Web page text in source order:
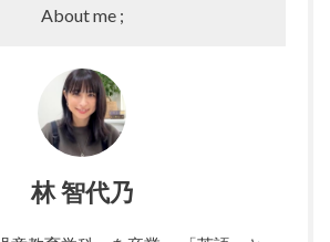
About me ;
林 智代乃